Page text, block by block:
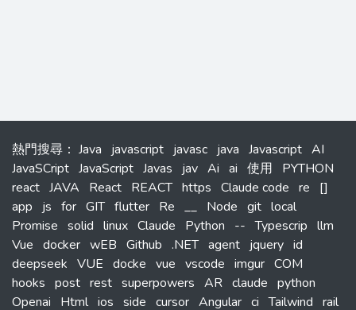
熱門搜尋 ： Java javascript javasc java Javascript AI
JavaSCript JavaScript Javas jav Ai ai 使用
PYTHON
react JAVA React REACT https Claude code re
[]
app
js for GIT flutter Re __ Node git local
Promise solid linux Claude Python -- Typescrip llm
Vue docker wEB Github .NET agent jquery id
deepseek VUE docke vue vscode imgur COM
hooks post rest superpowers AR claude python
Openai
Html ios side cursor Angular ci Tailwind rail